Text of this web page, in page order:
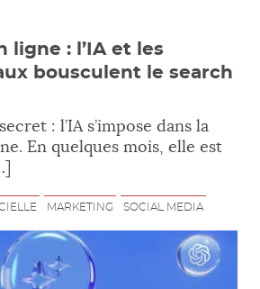
ligne : l’IA et les
bousculent le search
: l’IA s’impose dans la
En quelques mois, elle est
MARKETING SOCIAL MEDIA